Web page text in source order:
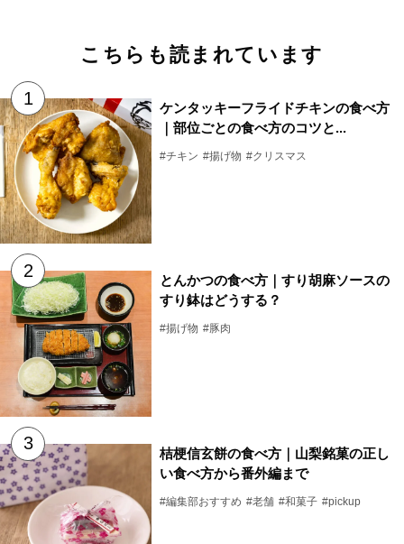
こちらも読まれています
ケンタッキーフライドチキンの食べ方
｜部位ごとの食べ方のコツと...
#チキン #揚げ物 #クリスマス
とんかつの食べ方｜すり胡麻ソースの
すり鉢はどうする？
#揚げ物 #豚肉
桔梗信玄餅の食べ方｜山梨銘菓の正し
い食べ方から番外編まで
#編集部おすすめ #老舗 #和菓子 #pickup